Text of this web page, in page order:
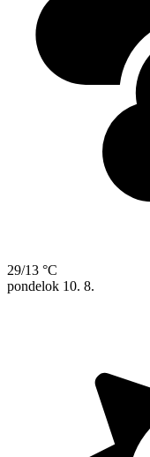
29/13 °C
pondelok 10. 8.